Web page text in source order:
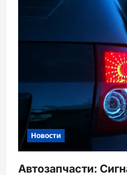
Новости
Автозапчасти: